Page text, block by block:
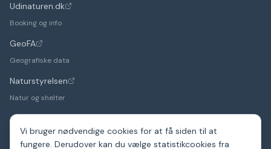
Vi bruger nødvendige cookies for at få siden til at
fungere. Derudover kan du vælge statistikcookies fra
Udinaturen.dk
(åbner i nyt faneblad)
Booking og info
GeoFA
(åbner i nyt faneblad)
Geografiske data
Naturstyrelsen
(åbner i nyt faneblad)
Natur og shelter